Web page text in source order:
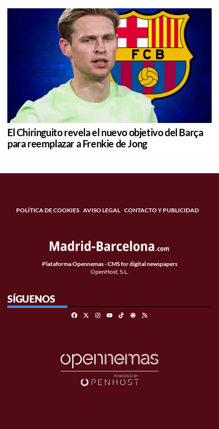
El Chiringuito revela el nuevo objetivo del Barça
para reemplazar a Frenkie de Jong
POLÍTICA DE COOKIES AVISO LEGAL CONTACTO Y PUBLICIDAD
Plataforma Opennemas - CMS for digital newspapers
OpenHost, S.L.
SÍGUENOS
FacebookInstagramTikTokGoogle Discover